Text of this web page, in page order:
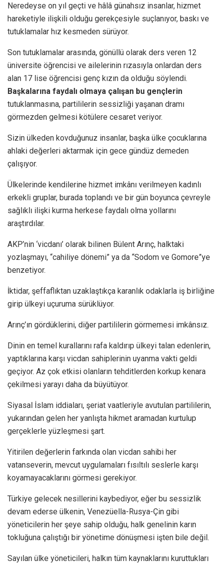
Neredeyse on yıl geçti ve hâlâ günahsız insanlar, hizmet
hareketiyle ilişkili olduğu gerekçesiyle suçlanıyor, baskı ve
tutuklamalar hız kesmeden sürüyor.
Son tutuklamalar arasında, gönüllü olarak ders veren 12
üniversite öğrencisi ve ailelerinin rızasıyla onlardan ders
alan 17 lise öğrencisi genç kızın da olduğu söylendi.
Başkalarına faydalı olmaya çalışan bu gençlerin
tutuklanmasına, partililerin sessizliği yaşanan dramı
görmezden gelmesi kötülere cesaret veriyor.
Sizin ülkeden kovduğunuz insanlar, başka ülke çocuklarına
ahlaki değerleri aktarmak için gece gündüz demeden
çalışıyor.
Ülkelerinde kendilerine hizmet imkânı verilmeyen kadınlı
erkekli gruplar, burada toplandı ve bir gün boyunca çevreyle
sağlıklı ilişki kurma herkese faydalı olma yollarını
araştırdılar.
AKP’nin ‘vicdanı’ olarak bilinen Bülent Arınç, halktaki
yozlaşmayı, “cahiliye dönemi” ya da “Sodom ve Gomore”ye
benzetiyor.
İktidar, şeffaflıktan uzaklaştıkça karanlık odaklarla iş birliğine
girip ülkeyi uçuruma sürüklüyor.
Arınç’ın gördüklerini, diğer partililerin görmemesi imkânsız.
Dinin en temel kurallarını rafa kaldırıp ülkeyi talan edenlerin,
yaptıklarına karşı vicdan sahiplerinin uyanma vakti geldi
geçiyor. Az çok etkisi olanların tehditlerden korkup kenara
çekilmesi yarayı daha da büyütüyor.
Siyasal İslam iddiaları, şeriat vaatleriyle avutulan partililerin,
yukarından gelen her yanlışta hikmet aramadan kurtulup
gerçeklerle yüzleşmesi şart.
Yitirilen değerlerin farkında olan vicdan sahibi her
vatanseverin, mevcut uygulamaları fısıltılı seslerle karşı
koyamayacaklarını görmesi gerekiyor.
Türkiye gelecek nesillerini kaybediyor, eğer bu sessizlik
devam ederse ülkenin, Venezüella-Rusya-Çin gibi
yöneticilerin her şeye sahip olduğu, halk genelinin karın
tokluğuna çalıştığı bir yönetime dönüşmesi işten bile değil.
Sayılan ülke yöneticileri, halkın tüm kaynaklarını kuruttukları